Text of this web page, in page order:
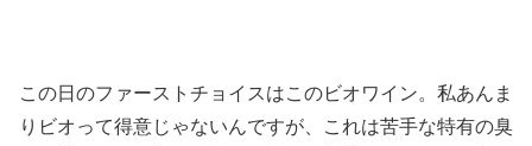
この日のファーストチョイスはこのビオワイン。私あんま
りビオって得意じゃないんですが、これは苦手な特有の臭